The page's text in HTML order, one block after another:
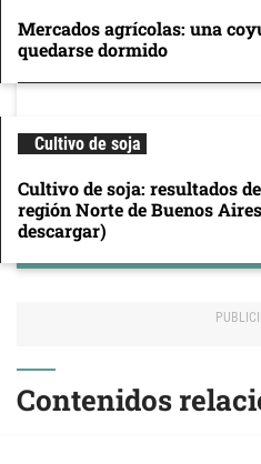
Mercados agrícolas: una
quedarse dormido
Cultivo de soja
Cultivo de soja: resultados
región Norte de Buenos
descargar)
Contenidos